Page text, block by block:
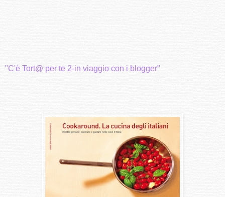
"C'è Tort@ per te 2-in viaggio con i blogger"